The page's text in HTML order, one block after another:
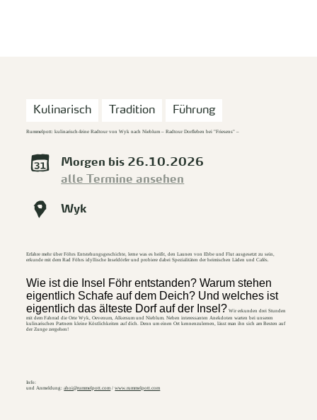
Kulinarisch Tradition Führung
Rummelpott: kulinarisch-feine Radtour von Wyk nach Nieblum – Radtour Dorfleben bei "Friesens" –
Morgen bis 26.10.2026
alle Termine ansehen
Wyk
Erfahre mehr über Föhrs Entstehungsgeschichte, lerne was es heißt, den Launen von Ebbe und Flut ausgesetzt zu sein,
erkunde mit dem Rad Föhrs idyllische Inseldörfer und probiere dabei Spezialitäten der heimischen Läden und Cafés.
Wie ist die Insel Föhr entstanden?Warum stehen
eigentlich Schafe auf dem Deich? Und welches ist
eigentlich das älteste Dorf auf der Insel? Wir erkunden drei Stunden
mit dem Fahrrad die Orte Wyk, Oevenum, Alkersum und Nieblum. Neben interessanten Anekdoten warten bei unseren
kulinarischen Partnern kleine Köstlichkeiten auf dich. Denn um einen Ort kennenzulernen, lässt man ihn sich am Besten auf
der Zunge zergehen!
Info:
und Anmeldung:ahoi@rummelpott.com /www.rummelpott.com